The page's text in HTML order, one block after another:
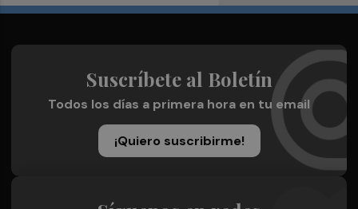
Suscríbete al Boletín
Todos los días a primera hora en tu email
¡Quiero suscribirme!